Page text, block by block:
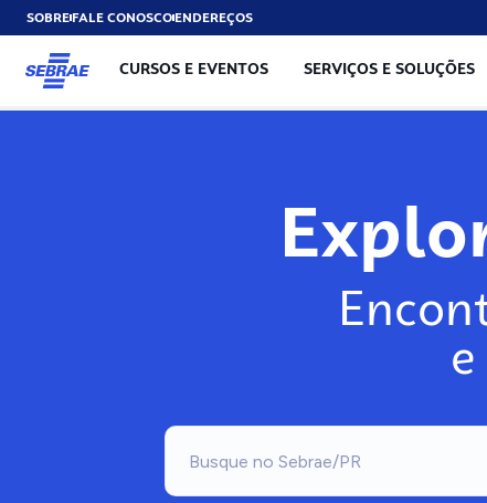
SOBREFALE CONOSCOENDEREÇOS
CURSOS E EVENTOS SERVIÇOS E SOLUÇÕES